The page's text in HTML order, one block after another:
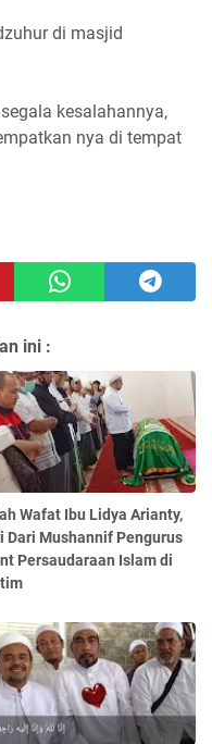
di masjid
kesalahannya,
nya di tempat
ini :
Wafat Ibu Lidya Arianty,
Dari Mushannif Pengurus
Persaudaraan Islam di